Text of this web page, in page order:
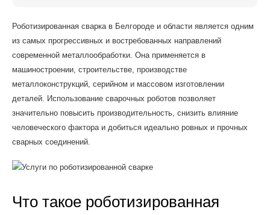
Роботизированная сварка в Белгороде и области является одним
из самых прогрессивных и востребованных направлений
современной металлообработки. Она применяется в
машиностроении, строительстве, производстве
металлоконструкций, серийном и массовом изготовлении
деталей. Использование сварочных роботов позволяет
значительно повысить производительность, снизить влияние
человеческого фактора и добиться идеально ровных и прочных
сварных соединений.
Что такое роботизированная